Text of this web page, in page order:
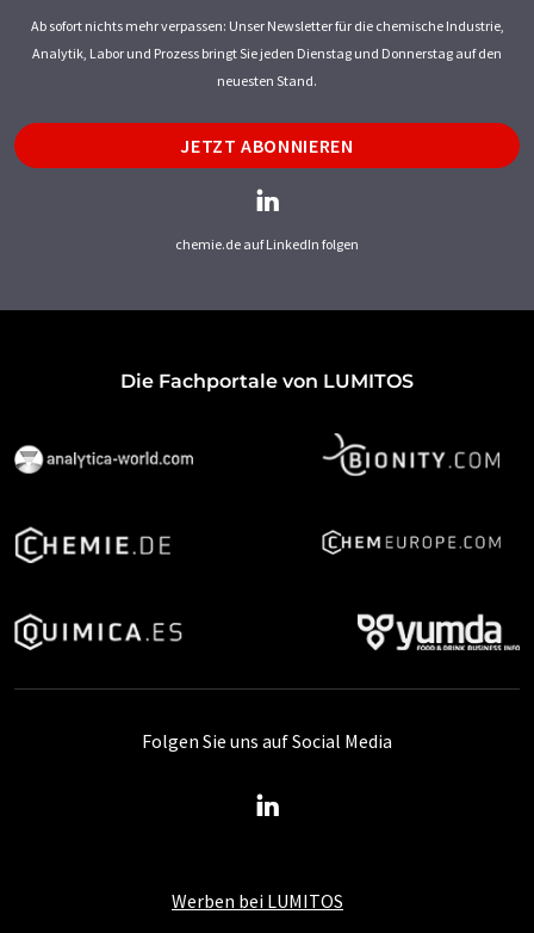
Ab sofort nichts mehr verpassen: Unser Newsletter für die chemische Industrie,
Analytik, Labor und Prozess bringt Sie jeden Dienstag und Donnerstag auf den
neuesten Stand.
JETZT ABONNIEREN
chemie.de auf LinkedIn folgen
Die Fachportale von LUMITOS
Werben bei LUMITOS
Folgen Sie uns auf Social Media